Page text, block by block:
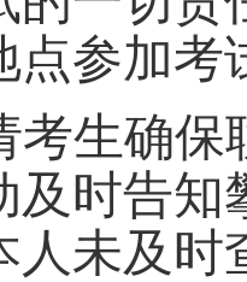
点参加
考生确
及时告
人未及